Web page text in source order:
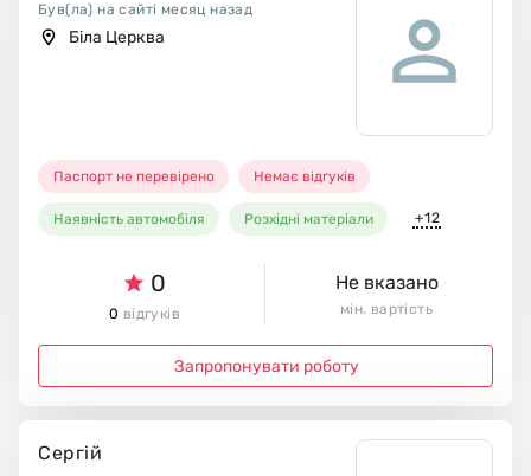
Був(ла) на сайті месяц назад
Біла Церква
Паспорт не перевірено Немає відгуків
Наявність автомобіля Розхідні матеріали +12
0
0 відгуків
Не вказано
мін. вартість
Запропонувати роботу
Сергій